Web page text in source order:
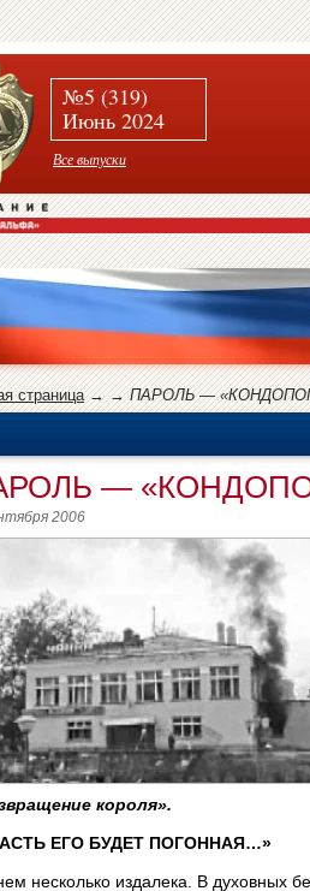
№5 (319)
Июнь 2024
Все выпуски
страница→→ПАРОЛЬ —
—
2006
короля».
ЕГО БУДЕТ ПОГОННАЯ…»
несколько издалека. В духовных